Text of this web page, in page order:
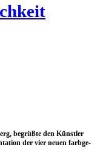
begrüß­te den Künst­ler
der vier neu­en farb­ge­